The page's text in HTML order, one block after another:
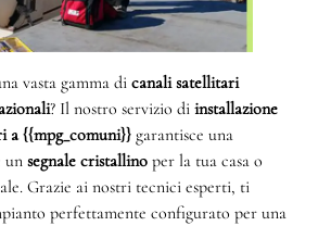
vasta gamma di canali satellitari
? Il nostro servizio di installazione
a {{mpg_comuni}} garantisce una
unsegnale cristallino per la tua casa o
Grazie ai nostri tecnici esperti, ti
perfettamente configurato per una